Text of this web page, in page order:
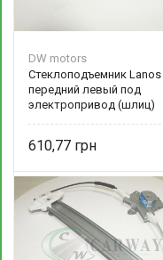
DW motors
Стеклоподъемник Lanos
передний левый под
электропривод (шлиц)
610,77